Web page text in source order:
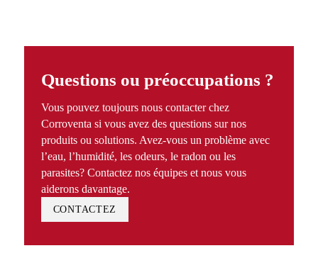
Questions ou préoccupations ?
Vous pouvez toujours nous contacter chez
Corroventa si vous avez des questions sur nos
produits ou solutions. Avez-vous un problème avec
l’eau, l’humidité, les odeurs, le radon ou les
parasites? Contactez nos équipes et nous vous
aiderons davantage.
CONTACTEZ